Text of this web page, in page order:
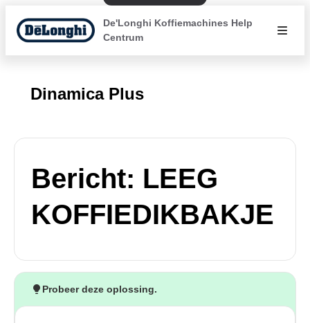
De'Longhi Koffiemachines Help
Centrum
Dinamica Plus
Bericht: LEEG
KOFFIEDIKBAKJE
Probeer deze oplossing.